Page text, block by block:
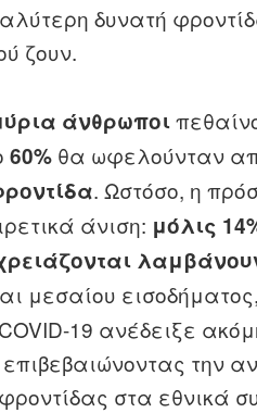
δυνατή
ζουν.
άνθρωποι
60% θα ωφελούνταν
. Ωστόσο, η
άνιση: μόλις
μεσαίου
19 ανέδειξε
την
στα εθνικά